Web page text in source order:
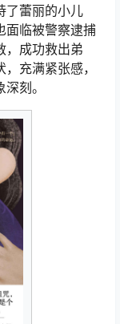
了蕾丽的小儿
面临被警察逮捕
，成功救出弟
充满紧张感，
刻。